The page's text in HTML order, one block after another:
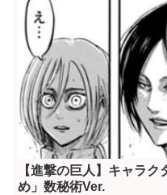
【進撃の巨人】キャラ
め」数秘術Ver.